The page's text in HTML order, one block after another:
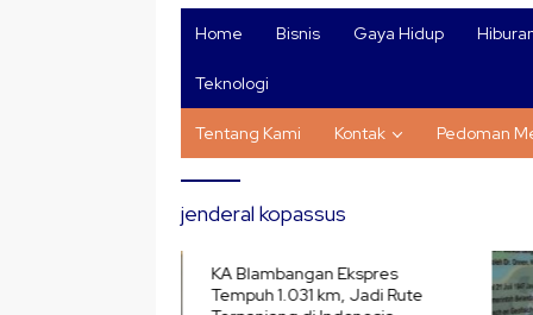
Home Bisnis Gaya Hidup
Teknologi
Tentang Kami Kontak Pedoman
jenderal kopassus
KA Blambangan Ekspres
Tempuh 1.031 km, Jadi Rute